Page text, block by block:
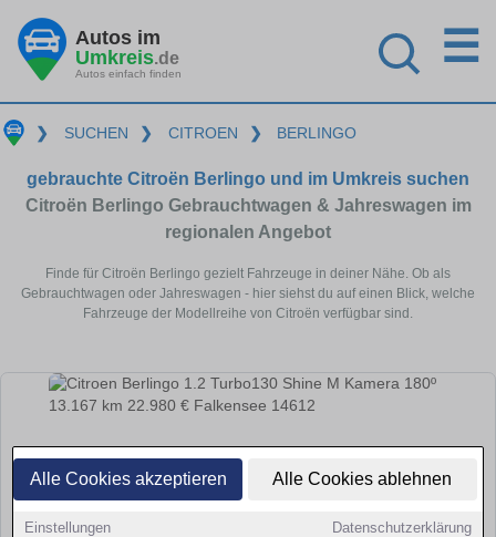
Alle Cookies akzeptieren Alle Cookies ablehnen
Einstellungen Datenschutzerklärung
Autos im
Umkreis.de
Autos einfach finden
☰
❯ SUCHEN ❯ CITROEN ❯ BERLINGO
gebrauchte Citroën Berlingo und im Umkreis suchen
Citroën Berlingo Gebrauchtwagen & Jahreswagen im
regionalen Angebot
Finde für Citroën Berlingo gezielt Fahrzeuge in deiner Nähe. Ob als
Gebrauchtwagen oder Jahreswagen - hier siehst du auf einen Blick, welche
Fahrzeuge der Modellreihe von Citroën verfügbar sind.